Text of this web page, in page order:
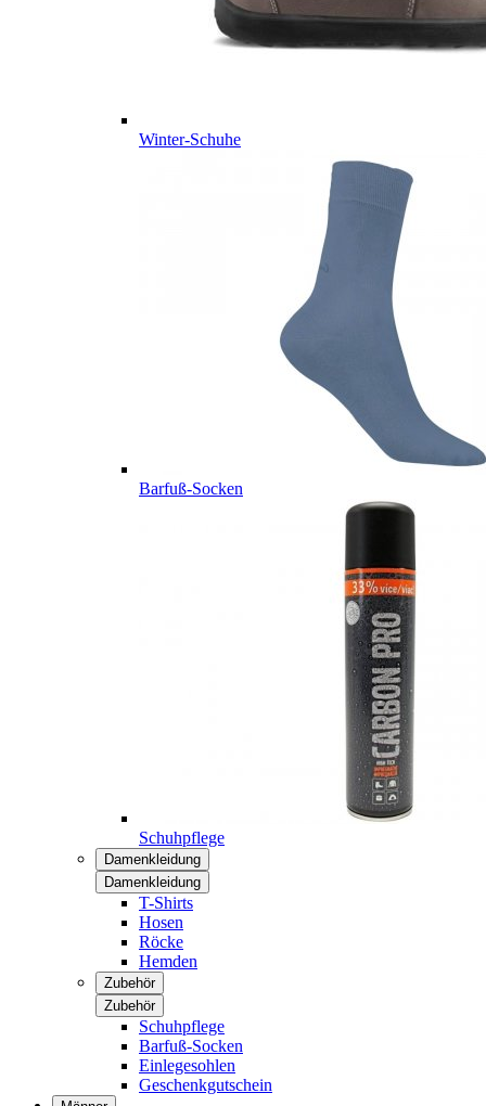
Winter-Schuhe
Barfuß-Socken
Schuhpflege
Damenkleidung
Damenkleidung
T-Shirts
Hosen
Röcke
Hemden
Zubehör
Zubehör
Schuhpflege
Barfuß-Socken
Einlegesohlen
Geschenkgutschein